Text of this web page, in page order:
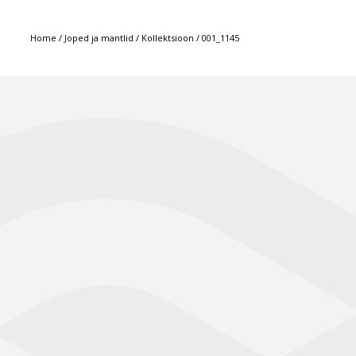
Home / Joped ja mantlid / Kollektsioon / 001_1145